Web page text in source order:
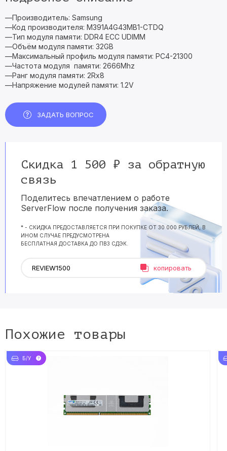
—Производитель: Samsung
—Код производителя: M391A4G43MB1-CTDQ
—Тип модуля памяти: DDR4 ECC UDIMM
—Объём модуля памяти: 32GB
—Максимальный профиль модуля памяти: PC4-21300
—Частота модуля памяти: 2666Mhz
—Ранг модуля памяти: 2Rx8
—Напряжение модулей памяти: 1.2V
ЗАДАТЬ ВОПРОС
Скидка 1 500 ₽ за обратную
связь
Поделитесь впечатлением о работе
ServerFlow после получения заказа.
* - СКИДКА ПРЕДОСТАВЛЯЕТСЯ ПРИ ПОКУПКЕ ОТ 30 000 РУБЛЕЙ, В
ИНОМ СЛУЧАЕ ПРЕДУСМОТРЕНА
БЕСПЛАТНАЯ ДОСТАВКА ДО ПВЗ СДЭК.
копировать
Похожие товары
Б/У